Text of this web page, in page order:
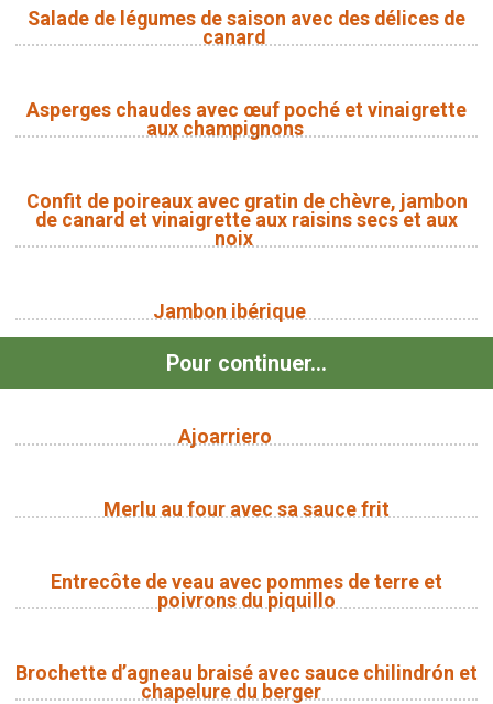
Salade de légumes de saison avec des délices de
canard
Asperges chaudes avec œuf poché et vinaigrette
aux champignons
Confit de poireaux avec gratin de chèvre, jambon
de canard et vinaigrette aux raisins secs et aux
noix
Jambon ibérique
Pour continuer...
Ajoarriero
Merlu au four avec sa sauce frit
Entrecôte de veau avec pommes de terre et
poivrons du piquillo
Brochette d’agneau braisé avec sauce chilindrón et
chapelure du berger